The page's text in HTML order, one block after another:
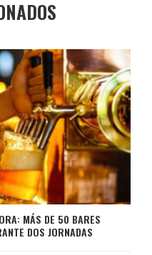
MÁS DE 50 BARES
DOS JORNADAS